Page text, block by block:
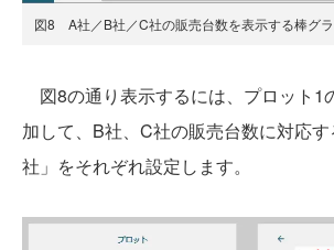
図8 A社／B社／C社の販売台数を表示する棒グラ
図8の通り表示するには、プロット1
加して、B社、C社の販売台数に対応
社」をそれぞれ設定します。